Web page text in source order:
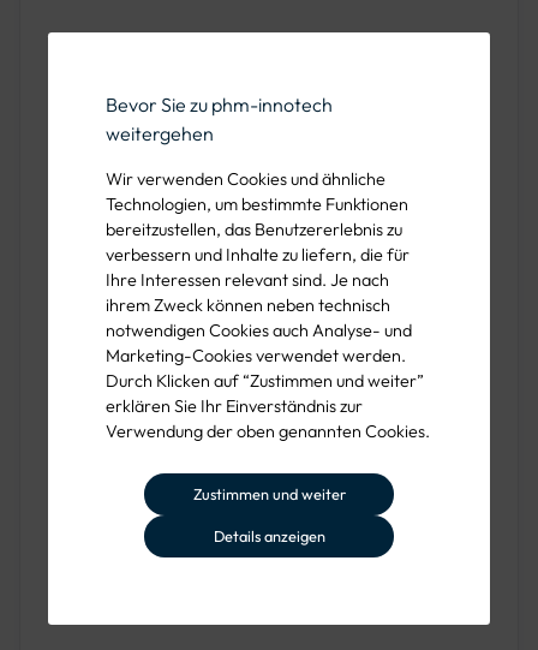
Bevor Sie zu phm-innotech
weitergehen
Wir verwenden Cookies und ähnliche
Technologien, um bestimmte Funktionen
bereitzustellen, das Benutzererlebnis zu
verbessern und Inhalte zu liefern, die für
Ihre Interessen relevant sind. Je nach
ihrem Zweck können neben technisch
notwendigen Cookies auch Analyse- und
Marketing-Cookies verwendet werden.
Durch Klicken auf “Zustimmen und weiter”
erklären Sie Ihr Einverständnis zur
Verwendung der oben genannten Cookies.
Zustimmen und weiter
Details anzeigen
Unsere Streugutsilo sind vielseitig einsetzbar und bieten
Lösungen für verschiedene Anwendungsbereiche:
Kommunen:Ideal für den öffentlichen Winterdienst
zur effizienten Lagerung und Verteilung von Streusalz.
Dienstleister:Perfekt für Baustellen und Objekte im
Winterdienst.
Industriebetriebe:Sicherstellung der
Betriebssicherheit durch konstante Verfügbarkeit von
Streusalz.
Logistikprozesse durch zuverlässige Lagerung von
Streugut.